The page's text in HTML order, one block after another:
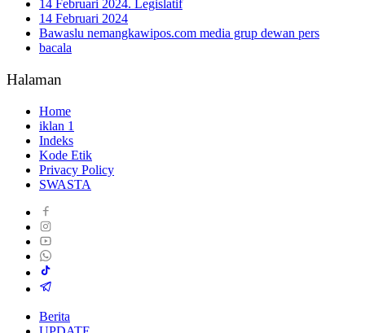
14 Februari 2024. Legislatif
14 Februari 2024
Bawaslu nemangkawipos.com media grup dewan pers
bacala
Halaman
Home
iklan 1
Indeks
Kode Etik
Privacy Policy
SWASTA
Berita